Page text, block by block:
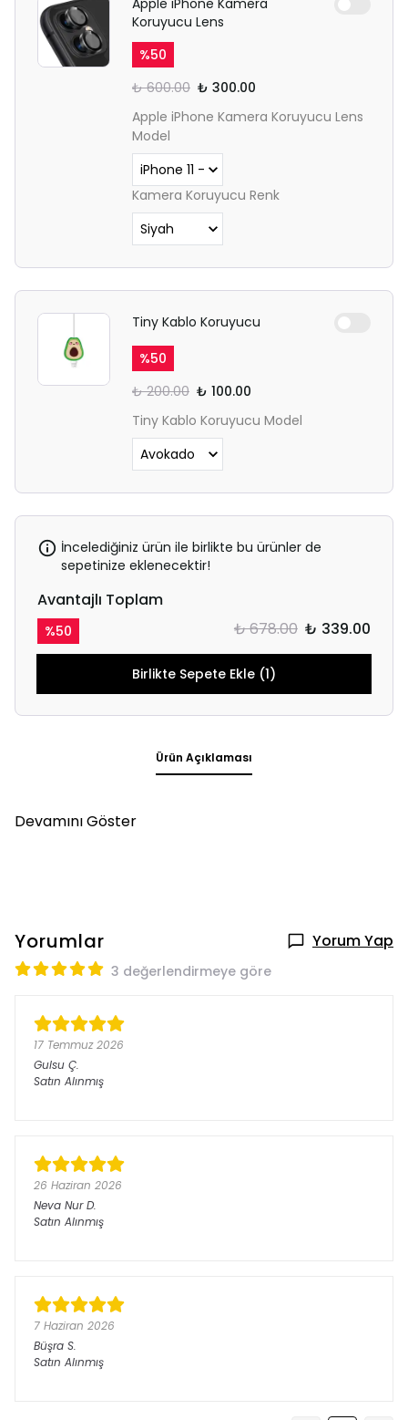
Apple iPhone Kamera
Koruyucu Lens
%50
₺ 600.00 ₺ 300.00
Apple iPhone Kamera Koruyucu Lens
Model
Kamera Koruyucu Renk
Tiny Kablo Koruyucu
%50
₺ 200.00 ₺ 100.00
Tiny Kablo Koruyucu Model
İncelediğiniz ürün ile birlikte bu ürünler de
sepetinize eklenecektir!
Avantajlı Toplam
%50 ₺ 678.00 ₺ 339.00
Birlikte Sepete Ekle (1)
Ürün Açıklaması
Devamını Göster
Yorumlar Yorum Yap
3 değerlendirmeye göre
17 Temmuz 2026
Gulsu Ç.
Satın Alınmış
26 Haziran 2026
Neva Nur D.
Satın Alınmış
7 Haziran 2026
Büşra S.
Satın Alınmış